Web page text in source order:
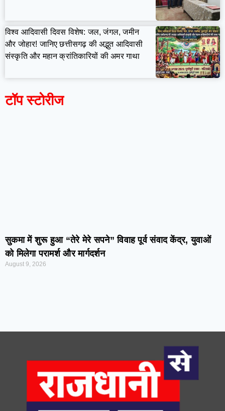
विश्व आदिवासी दिवस विशेष: जल, जंगल, जमीन
और जोहार! जानिए छत्तीसगढ़ की अद्भुत आदिवासी
संस्कृति और महान क्रांतिकारियों की अमर गाथा
टॉप स्टोरीज
सुकमा में शुरू हुआ “तेरे मेरे सपने” विवाह पूर्व संवाद केंद्र, युवाओं
को मिलेगा परामर्श और मार्गदर्शन
August 9, 2026